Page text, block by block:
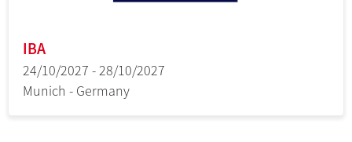
IBA
24/10/2027 - 28/10/2027
Munich - Germany